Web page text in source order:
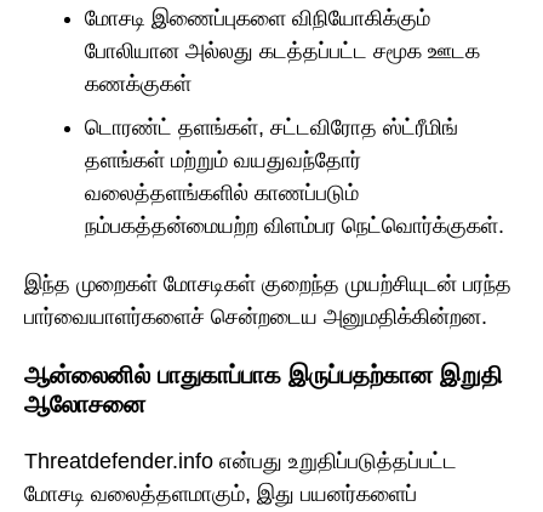
மோசடி இணைப்புகளை விநியோகிக்கும்
போலியான அல்லது கடத்தப்பட்ட சமூக ஊடக
கணக்குகள்
டொரண்ட் தளங்கள், சட்டவிரோத ஸ்ட்ரீமிங்
தளங்கள் மற்றும் வயதுவந்தோர்
வலைத்தளங்களில் காணப்படும்
நம்பகத்தன்மையற்ற விளம்பர நெட்வொர்க்குகள்.
இந்த முறைகள் மோசடிகள் குறைந்த முயற்சியுடன் பரந்த
பார்வையாளர்களைச் சென்றடைய அனுமதிக்கின்றன.
ஆன்லைனில் பாதுகாப்பாக இருப்பதற்கான இறுதி
ஆலோசனை
Threatdefender.info என்பது உறுதிப்படுத்தப்பட்ட
மோசடி வலைத்தளமாகும், இது பயனர்களைப்